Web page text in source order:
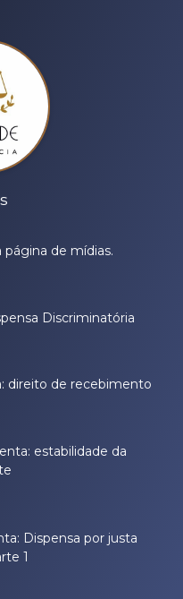
página de mídias.
Discriminatória
direito de recebimento
estabilidade da
Dispensa por justa
1